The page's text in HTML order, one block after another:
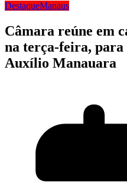
DestaqueManaus
Câmara reúne em
na terça-feira,
Auxílio Manauara